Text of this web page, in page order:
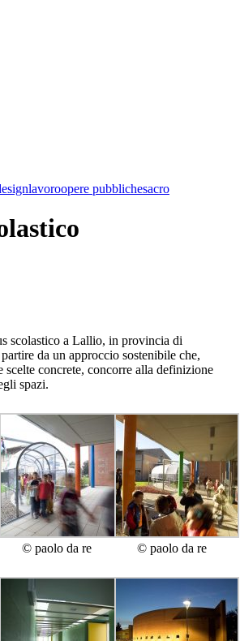
lavoroopere pubblichesacro
scolastico a Lallio, in provincia di
da un approccio sostenibile che,
scelte concrete, concorre alla definizione
spazi.
© paolo da re © paolo da re